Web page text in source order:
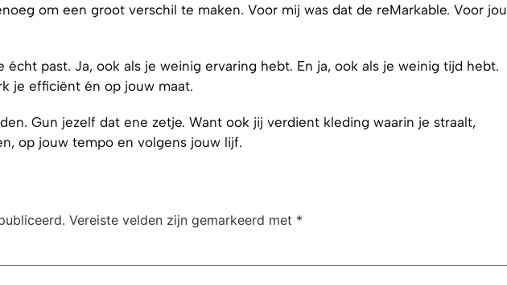
om een groot verschil te maken. Voor mij was dat de reMarkable. Voor jou
écht past. Ja, ook als je weinig ervaring hebt. En ja, ook als je weinig tijd hebt.
je efficiënt én op jouw maat.
Gun jezelf dat ene zetje. Want ook jij verdient kleding waarin je straalt,
op jouw tempo en volgens jouw lijf.
Vereiste velden zijn gemarkeerd met *